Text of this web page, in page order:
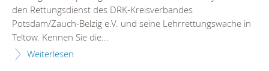
den Rettungsdienst des DRK-Kreisverbandes
Potsdam/Zauch-Belzig e.V. und seine Lehrrettungswache in
Teltow. Kennen Sie die...
Weiterlesen